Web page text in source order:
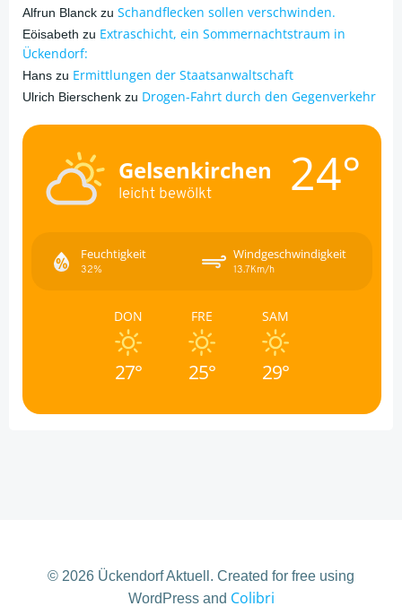
Alfrun Blanck zu Schandflecken sollen verschwinden.
Eöisabeth zu Extraschicht, ein Sommernachtstraum in
Ückendorf:
Hans zu Ermittlungen der Staatsanwaltschaft
Ulrich Bierschenk zu Drogen-Fahrt durch den Gegenverkehr
Gelsenkirchen
leicht bewölkt 24°
Feuchtigkeit
32%
Windgeschwindigkeit
13.7Km/h
DON
27°
FRE
25°
SAM
29°
© 2026 Ückendorf Aktuell. Created for free using
WordPress and Colibri